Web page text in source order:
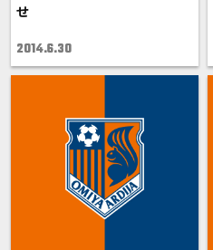
せ
2014.6.30